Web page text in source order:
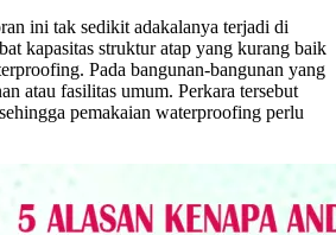
ini tak sedikit adakalanya terjadi di
kapasitas struktur atap yang kurang baik
Pada bangunan-bangunan yang
atau fasilitas umum. Perkara tersebut
pemakaian waterproofing perlu